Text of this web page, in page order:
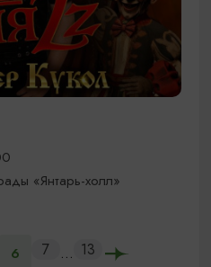
«Янтарь-холл»
6 7 ... 13